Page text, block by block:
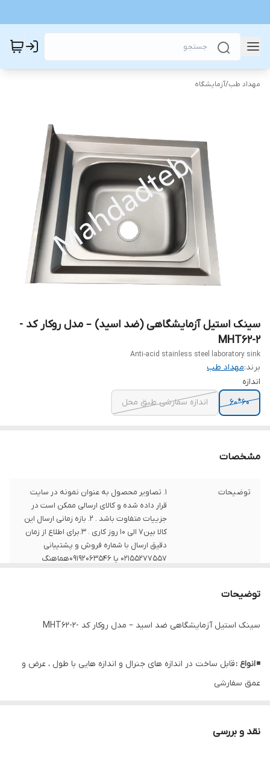
مهداد طب/آزمایشگاه
سینک استیل آزمایشگاهی (ضد اسید) – مدل روکار کد -
MHT62-2
Anti-acid stainless steel laboratory sink
برند:مهداد طب
اندازه
60*60
اندازه سفارشی طبق محل
مشخصات
توضیحات
1. تصاویر محصول به عنوان نمونه در سایت
قرار داده شده و کالای ارسالی ممکن است در
جزییات متفاوت باشد . 2. بازه زمانی ارسال این
کالا بین7 الی 10 روز کاری . 3.برای اطلاع از زمان
دقیق ارسال با شماره فروش و پشتیبانی
02155277557 یا 09192063546هماهنگ
نکات
حاصل فرمایید .
توضیحات
سینک استیل آزمایشگاهی ضد اسید – مدل روکار کد -MHT62-2
◾انواع :قابل ساخت در اندازه های جنرال و اندازه هایی با طول ، عرض و
عمق سفارشی
نقد و بررسی